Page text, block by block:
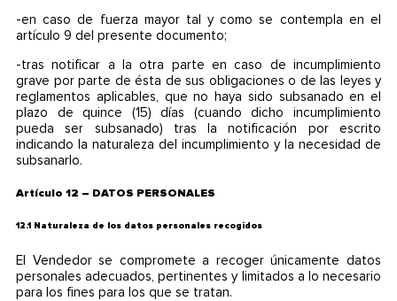
-en caso de fuerza mayor tal y como se contempla en el
artículo 9 del presente documento;
-tras notificar a la otra parte en caso de incumplimiento
grave por parte de ésta de sus obligaciones o de las leyes y
reglamentos aplicables, que no haya sido subsanado en el
plazo de quince (15) días (cuando dicho incumplimiento
pueda ser subsanado) tras la notificación por escrito
indicando la naturaleza del incumplimiento y la necesidad de
subsanarlo.
Artículo 12 – DATOS PERSONALES
12.1 Naturaleza de los datos personales recogidos
El Vendedor se compromete a recoger únicamente datos
personales adecuados, pertinentes y limitados a lo necesario
para los fines para los que se tratan.